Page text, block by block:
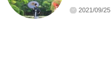
2021/09/25